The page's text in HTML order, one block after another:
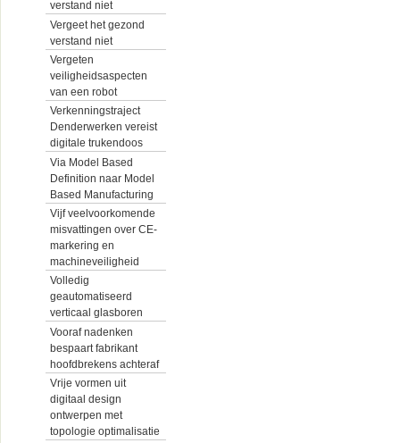
verstand niet
Vergeet het gezond
verstand niet
Vergeten
veiligheidsaspecten
van een robot
Verkenningstraject
Denderwerken vereist
digitale trukendoos
Via Model Based
Definition naar Model
Based Manufacturing
Vijf veelvoorkomende
misvattingen over CE-
markering en
machineveiligheid
Volledig
geautomatiseerd
verticaal glasboren
Vooraf nadenken
bespaart fabrikant
hoofdbrekens achteraf
Vrije vormen uit
digitaal design
ontwerpen met
topologie optimalisatie